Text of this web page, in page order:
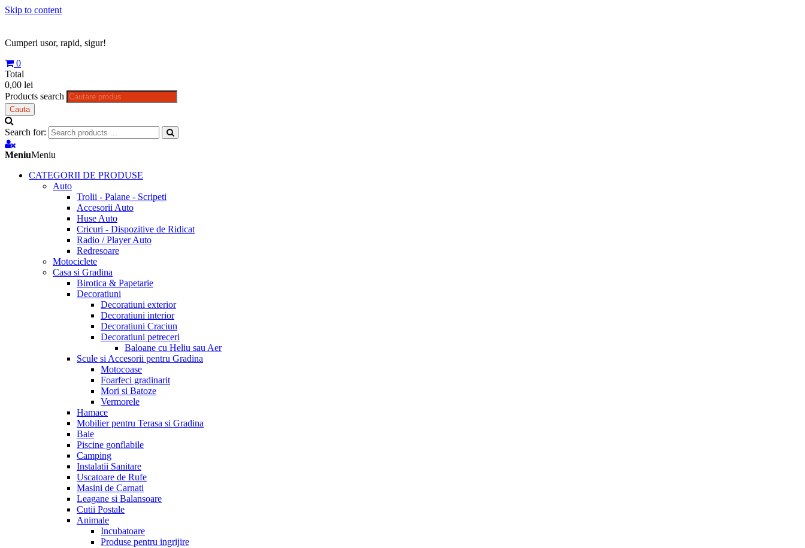
Skip to content
Cumperi usor, rapid, sigur!
0
Total
0,00 lei
Products search
Cauta
Search for:
MeniuMeniu
CATEGORII DE PRODUSE
Auto
Trolii - Palane - Scripeti
Accesorii Auto
Huse Auto
Cricuri - Dispozitive de Ridicat
Radio / Player Auto
Redresoare
Motociclete
Casa si Gradina
Birotica & Papetarie
Decoratiuni
Decoratiuni exterior
Decoratiuni interior
Decoratiuni Craciun
Decoratiuni petreceri
Baloane cu Heliu sau Aer
Scule si Accesorii pentru Gradina
Motocoase
Foarfeci gradinarit
Mori si Batoze
Vermorele
Hamace
Mobilier pentru Terasa si Gradina
Baie
Piscine gonflabile
Camping
Instalatii Sanitare
Uscatoare de Rufe
Masini de Carnati
Leagane si Balansoare
Cutii Postale
Animale
Incubatoare
Produse pentru ingrijire